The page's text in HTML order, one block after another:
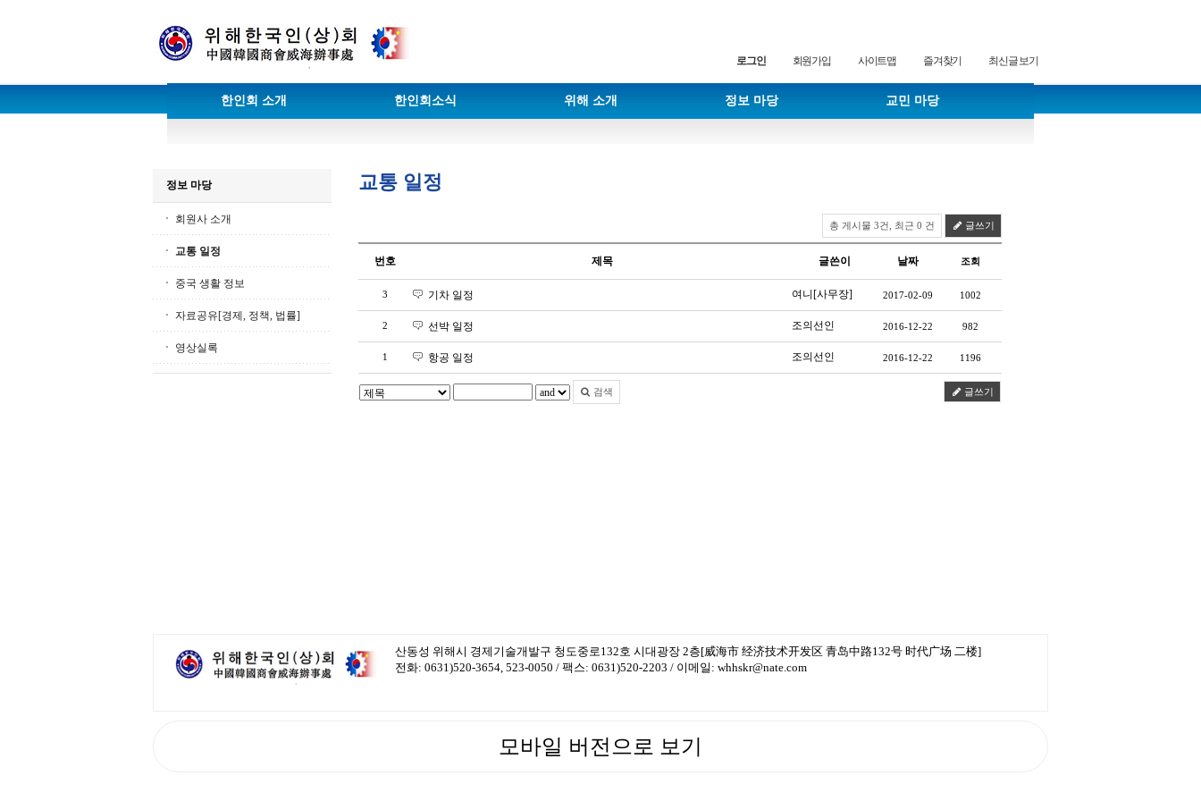
로그인 회원가입 사이트맵 즐겨찾기 최신글 보기
한인회 소개 한인회소식 위해 소개 정보 마당 교민 마당
정보 마당
회원사 소개
교통 일정
중국 생활 정보
자료공유[경제, 정책, 법률]
영상실록
교통 일정
총 게시물 3건, 최근 0 건 글쓰기
번호 제목 글쓴이 날짜 조회
3 기차 일정 여니[사무장] 2017-02-09 1002
2 선박 일정 조의선인 2016-12-22 982
1 항공 일정 조의선인 2016-12-22 1196
검색 글쓰기
산동성 위해시 경제기술개발구 청도중로132호 시대광장 2층[威海市 经济技术开发区 青岛中路132号 时代广场 二楼]
전화: 0631)520-3654, 523-0050 / 팩스: 0631)520-2203 / 이메일: whhskr@nate.com
모바일 버전으로 보기